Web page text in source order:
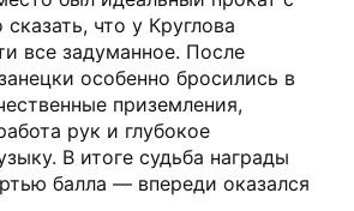
что у Круглова
все задуманное. После
особенно бросились в
приземления,
рук и глубокое
В итоге судьба награды
балла — впереди оказался